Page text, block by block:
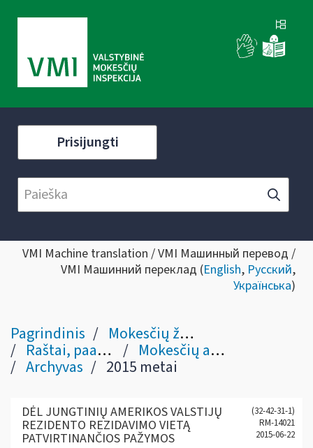
Prisijungti
VMI Machine translation / VMI Машинный перевод /
VMI Машинний переклад (English, Русский,
Українська)
Pagrindinis Mokesčių žinynas
Raštai, paaiškinimai Mokesčių administravimo klausimais
Archyvas 2015 metai
DĖL JUNGTINIŲ AMERIKOS VALSTIJŲ
REZIDENTO REZIDAVIMO VIETĄ
PATVIRTINANČIOS PAŽYMOS
(32-42-31-1)
RM-14021
2015-06-22